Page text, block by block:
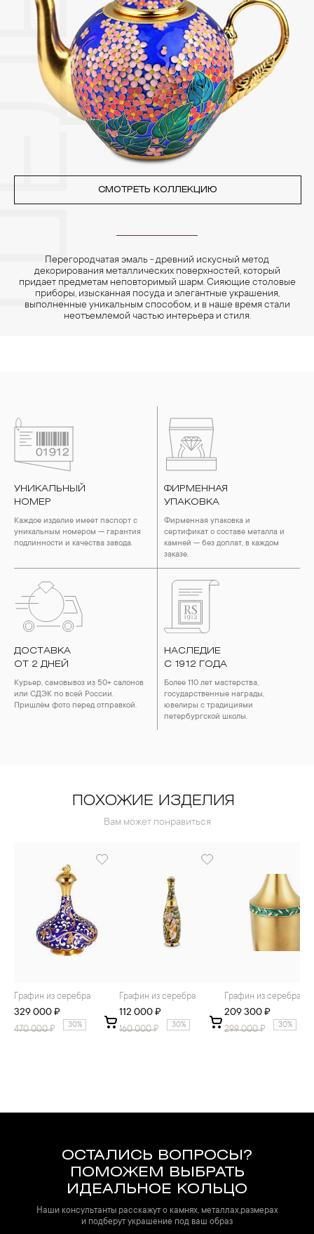
Особенно беречь от воздействия влаги, необходимо
позолоченные изделия. Также высокую влажность плохо
переносят жемчуг, бирюза, малахит и янтарь.
4. Специалисты обычно рекомендуют чистить украшения не
реже одного раза в месяц, а также регулярно протирать их
фланелевой или замшевой салфеткой.
СМОТРЕТЬ КОЛЛЕКЦИЮ
Перегородчатая эмаль - древний искусный метод
декорирования металлических поверхностей, который
придает предметам неповторимый шарм. Сияющие столовые
приборы, изысканная посуда и элегантные украшения,
выполненные уникальным способом, и в наше время стали
неотъемлемой частью интерьера и стиля.
УНИКАЛЬНЫЙ
НОМЕР
Каждое изделие имеет паспорт с
уникальным номером — гарантия
подлинности и качества завода.
ФИРМЕННАЯ
УПАКОВКА
Фирменная упаковка и
сертификат о составе металла и
камней — без доплат, в каждом
заказе.
ДОСТАВКА
ОТ 2 ДНЕЙ
Курьер, самовывоз из 50+ салонов
или СДЭК по всей России.
Пришлём фото перед отправкой.
НАСЛЕДИЕ
С 1912 ГОДА
Более 110 лет мастерства,
государственные награды,
ювелиры с традициями
петербургской школы.
ПОХОЖИЕ ИЗДЕЛИЯ
Вам может понравиться
Графин из серебра
329 000 ₽
470 000₽ 30%
Графин из серебра
112 000 ₽
160 000₽ 30%
Графин из серебра
209 300 ₽
299 000₽ 30%
ОСТАЛИСЬ ВОПРОСЫ?
ПОМОЖЕМ ВЫБРАТЬ
ИДЕАЛЬНОЕ КОЛЬЦО
Наши консультанты расскажут о камнях, металлах,размерах
и подберут украшение под ваш образ